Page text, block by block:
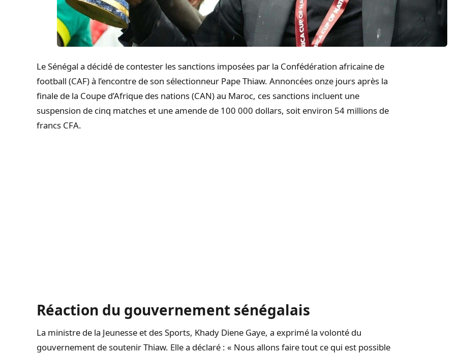
Le Sénégal a décidé de contester les sanctions imposées par la Confédération africaine de
football (CAF) à l’encontre de son sélectionneur Pape Thiaw. Annoncées onze jours après la
finale de la Coupe d’Afrique des nations (CAN) au Maroc, ces sanctions incluent une
suspension de cinq matches et une amende de 100 000 dollars, soit environ 54 millions de
francs CFA.
Réaction du gouvernement sénégalais
La ministre de la Jeunesse et des Sports, Khady Diene Gaye, a exprimé la volonté du
gouvernement de soutenir Thiaw. Elle a déclaré : « Nous allons faire tout ce qui est possible